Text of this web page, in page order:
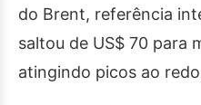
do Brent, referência
saltou de US$ 70 para
atingindo picos ao